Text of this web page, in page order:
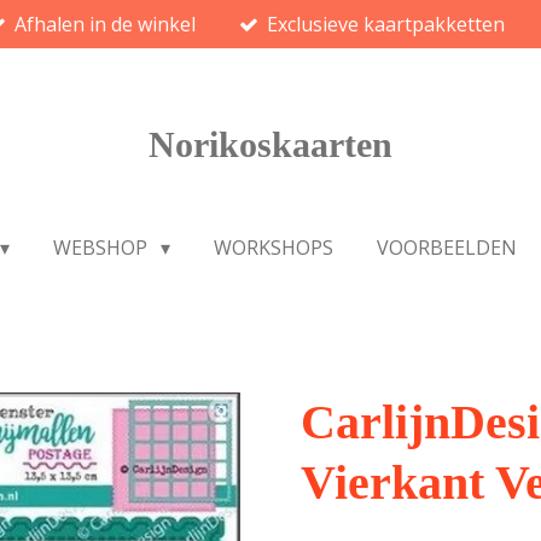
Afhalen in de winkel Exclusieve kaartpakketten
Norikoskaarten
WEBSHOP WORKSHOPS VOORBEELDEN
Vierkant